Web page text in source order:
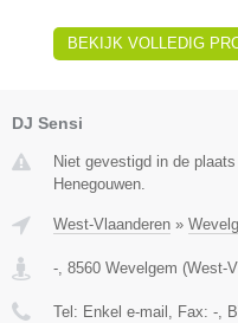
BEKIJK VOLLEDIG
DJ Sensi
Niet gevestigd in de
Henegouwen.
West-Vlaanderen »
-, 8560 Wevelgem (West-
Tel: Enkel e-mail , Fax: -,